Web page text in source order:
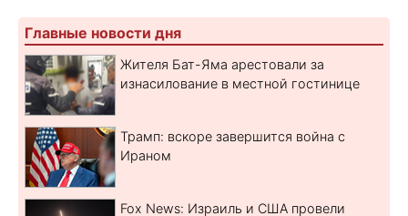
Главные новости дня
Жителя Бат-Яма арестовали за
изнасилование в местной гостинице
Трамп: вскоре завершится война с
Ираном
Fox News: Израиль и США провели